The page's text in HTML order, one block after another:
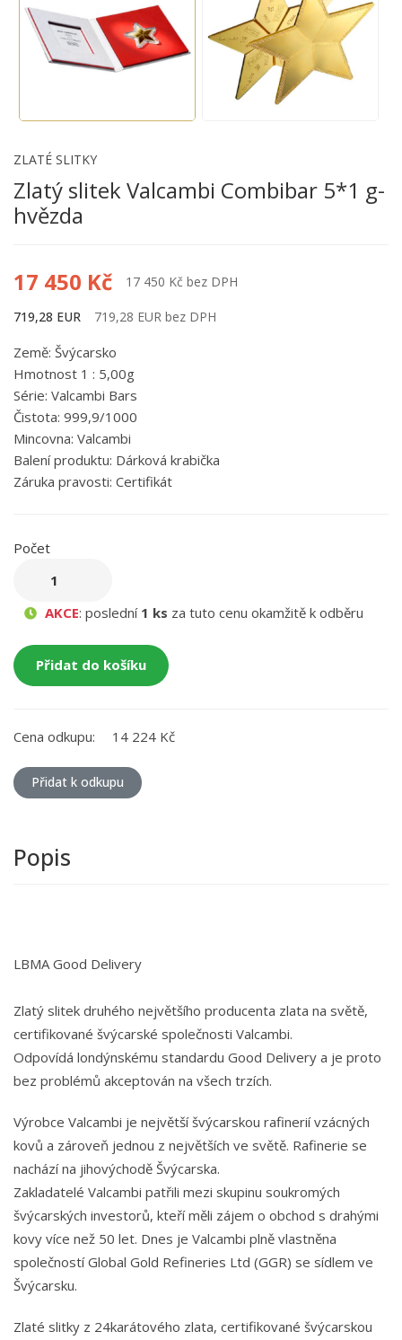
ZLATÉ SLITKY
Zlatý slitek Valcambi Combibar 5*1 g-
hvězda
17 450 Kč 17 450 Kč bez DPH
719,28 EUR 719,28 EUR bez DPH
Země: Švýcarsko
Hmotnost 1 : 5,00g
Série: Valcambi Bars
Čistota: 999,9/1000
Mincovna: Valcambi
Balení produktu: Dárková krabička
Záruka pravosti: Certifikát
Počet
AKCE: poslední 1 ks za tuto cenu okamžitě k odběru
Přidat do košíku
Cena odkupu: 14 224 Kč
Přidat k odkupu
Popis
LBMA Good Delivery
Zlatý slitek druhého největšího producenta zlata na světě,
certifikované švýcarské společnosti Valcambi.
Odpovídá londýnskému standardu Good Delivery a je proto
bez problémů akceptován na všech trzích.
Výrobce Valcambi je největší švýcarskou rafinerií vzácných
kovů a zároveň jednou z největších ve světě. Rafinerie se
nachází na jihovýchodě Švýcarska.
Zakladatelé Valcambi patřili mezi skupinu soukromých
švýcarských investorů, kteří měli zájem o obchod s drahými
kovy více než 50 let. Dnes je Valcambi plně vlastněna
společností Global Gold Refineries Ltd (GGR) se sídlem ve
Švýcarsku.
Zlaté slitky z 24karátového zlata, certifikované švýcarskou